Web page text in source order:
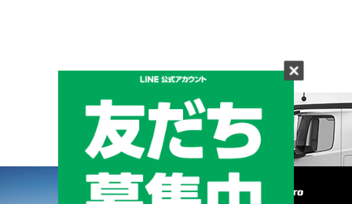
メーカーと形状から探す
BRAND & TYPE